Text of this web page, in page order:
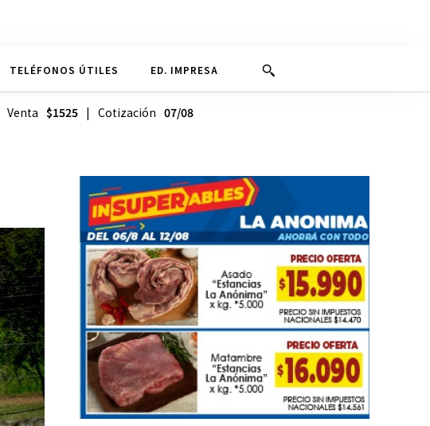
TELÉFONOS ÚTILES ED. IMPRESA
Venta $1525 | Cotización 07/08